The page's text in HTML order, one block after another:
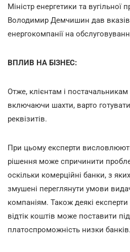
Міністр енергетики та вугільної
Володимир Демчишин дав
енергокомпанії на
ВПЛИВ НА БІЗНЕС:
Отже, клієнтам і
включаючи шахти, варто
реквізитів.
При цьому експерти
рішення може спричинити
оскільки комерційні банки, з
змушені переглянути умови
компаніям. Також деякі
відтік коштів може поставити
платоспроможність низки банків.